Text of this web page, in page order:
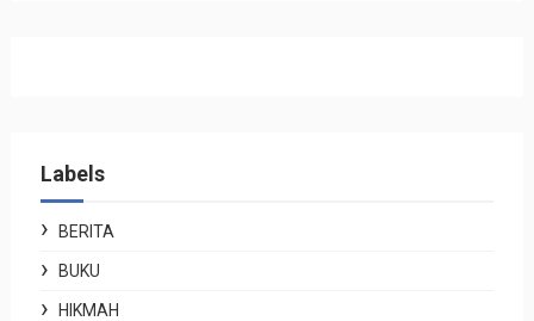
Labels
BERITA
BUKU
HIKMAH